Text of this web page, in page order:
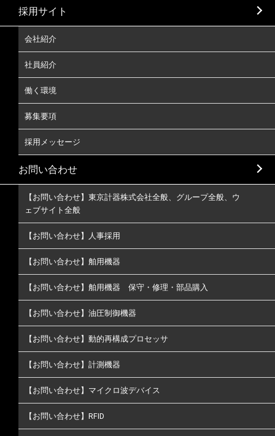
採用サイト
会社紹介
社員紹介
働く環境
募集要項
採用メッセージ
お問い合わせ
【お問い合わせ】東京計器株式会社全般、グループ全般、ウ
ェブサイト全般
【お問い合わせ】人事採用
【お問い合わせ】舶用機器
【お問い合わせ】舶用機器 保守・修理・部品購入
【お問い合わせ】油圧制御機器
【お問い合わせ】動的再構成プロセッサ
【お問い合わせ】計測機器
【お問い合わせ】マイクロ波デバイス
【お問い合わせ】RFID